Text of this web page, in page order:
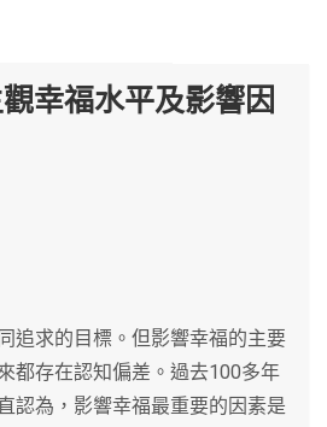
幸福水平及影響因
追求的目標。但影響幸福的主要
都存在認知偏差。過去100多年
認為，影響幸福最重要的因素是